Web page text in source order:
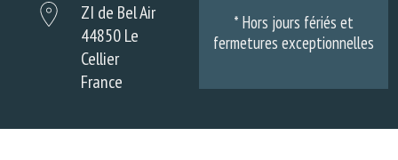
ZI de Bel Air
44850 Le
Cellier
France
* Hors jours fériés et
fermetures exceptionnelles